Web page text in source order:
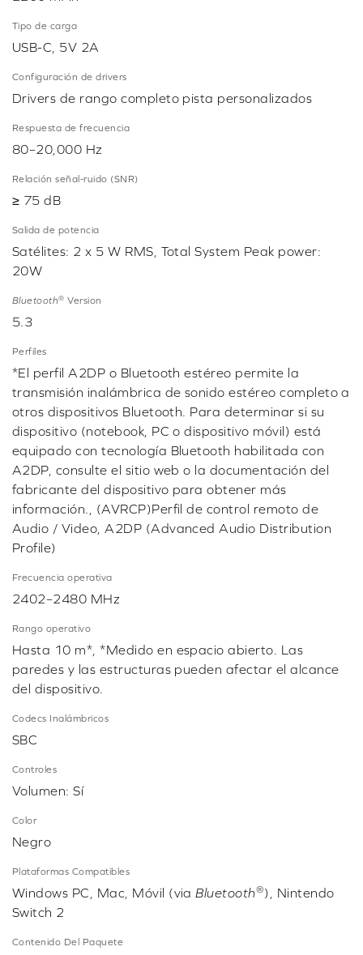
Tipo de carga
USB-C, 5V 2A
Configuración de drivers
Drivers de rango completo pista personalizados
Respuesta de frecuencia
80–20,000 Hz
Relación señal-ruido (SNR)
≥ 75 dB
Salida de potencia
Satélites: 2 x 5 W RMS, Total System Peak power:
20W
Bluetooth® Version
5.3
Perfiles
*El perfil A2DP o Bluetooth estéreo permite la
transmisión inalámbrica de sonido estéreo completo a
otros dispositivos Bluetooth. Para determinar si su
dispositivo (notebook, PC o dispositivo móvil) está
equipado con tecnología Bluetooth habilitada con
A2DP, consulte el sitio web o la documentación del
fabricante del dispositivo para obtener más
información., (AVRCP)Perfil de control remoto de
Audio / Video, A2DP (Advanced Audio Distribution
Profile)
Frecuencia operativa
2402–2480 MHz
Rango operativo
Hasta 10 m*, *Medido en espacio abierto. Las
paredes y las estructuras pueden afectar el alcance
del dispositivo.
Codecs Inalámbricos
SBC
Controles
Volumen: Sí
Color
Negro
Plataformas Compatibles
Windows PC, Mac, Móvil (viaBluetooth®), Nintendo
Switch 2
Contenido Del Paquete